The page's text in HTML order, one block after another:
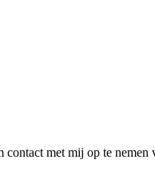
met mij op te nemen